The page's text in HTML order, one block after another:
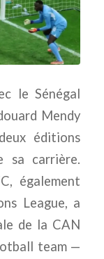
le Sénégal
Mendy
éditions
sa carrière.
, également
League, a
de la CAN
team—